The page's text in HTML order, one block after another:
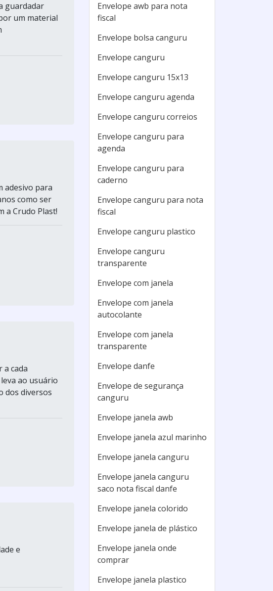
guardadar
um material
adesivo para
como ser
a Crudo Plast!
a cada
ao usuário
dos diversos
e
Envelope awb para nota
fiscal
Envelope bolsa canguru
Envelope canguru
Envelope canguru 15x13
Envelope canguru agenda
Envelope canguru correios
Envelope canguru para
agenda
Envelope canguru para
caderno
Envelope canguru para nota
fiscal
Envelope canguru plastico
Envelope canguru
transparente
Envelope com janela
Envelope com janela
autocolante
Envelope com janela
transparente
Envelope danfe
Envelope de segurança
canguru
Envelope janela awb
Envelope janela azul marinho
Envelope janela canguru
Envelope janela canguru
saco nota fiscal danfe
Envelope janela colorido
Envelope janela de plástico
Envelope janela onde
comprar
Envelope janela plastico